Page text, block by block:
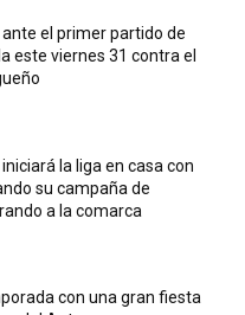
el primer partido de
este viernes 31 contra el
la liga en casa con
su campaña de
a la comarca
con una gran fiesta